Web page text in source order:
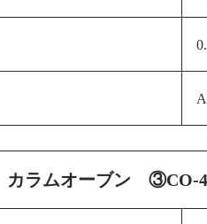
カラムオーブン ③CO-